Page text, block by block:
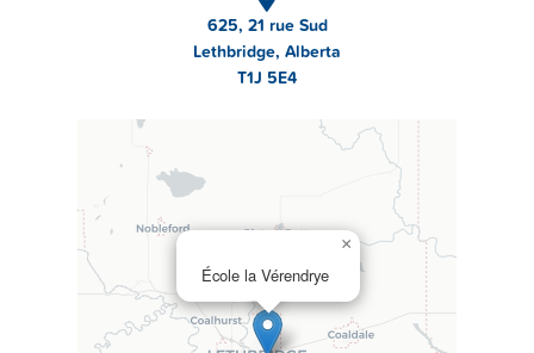
625, 21 rue Sud
Lethbridge, Alberta
T1J 5E4
École la Vérendrye
×